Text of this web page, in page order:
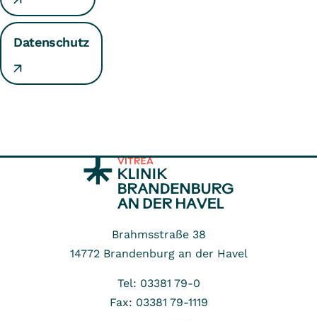
Datenschutz
Brahmsstraße 38
14772 Brandenburg an der Havel
Tel: 03381 79-0
Fax: 03381 79-1119